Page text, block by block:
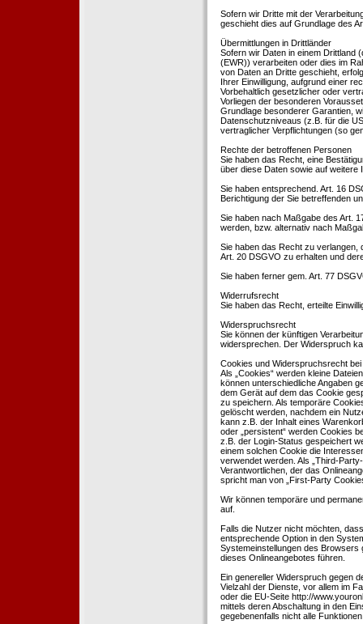
Sofern wir Dritte mit der
geschieht dies auf Grundlage des
Übermittlungen in Drittländer
Sofern wir Daten in einem Drittland
(EWR)) verarbeiten oder dies im
von Daten an Dritte geschieht,
Ihrer Einwilligung, aufgrund einer
Vorbehaltlich gesetzlicher oder
Vorliegen der besonderen
Grundlage besonderer Garantien,
Datenschutzniveaus (z.B. für die
vertraglicher Verpflichtungen (so
Rechte der betroffenen Personen
Sie haben das Recht, eine
über diese Daten sowie auf weitere
Sie haben entsprechend. Art. 16
Berichtigung der Sie betreffenden
Sie haben nach Maßgabe des Art.
werden, bzw. alternativ nach
Sie haben das Recht zu verlangen,
Art. 20 DSGVO zu erhalten und
Sie haben ferner gem. Art. 77
Widerrufsrecht
Sie haben das Recht, erteilte
Widerspruchsrecht
Sie können der künftigen
widersprechen. Der Widerspruch
Cookies und Widerspruchsrecht
Als „Cookies“ werden kleine
können unterschiedliche Angaben
dem Gerät auf dem das Cookie
zu speichern. Als temporäre
gelöscht werden, nachdem ein
kann z.B. der Inhalt eines
oder „persistent“ werden Cookies
z.B. der Login-Status gespeichert
einem solchen Cookie die
verwendet werden. Als „Third-
Verantwortlichen, der das
spricht man von „First-Party
Wir können temporäre und
auf.
Falls die Nutzer nicht möchten,
entsprechende Option in den
Systemeinstellungen des
dieses Onlineangebotes führen.
Ein genereller Widerspruch gegen
Vielzahl der Dienste, vor allem im
oder die EU-Seite http://
mittels deren Abschaltung in den
gegebenenfalls nicht alle